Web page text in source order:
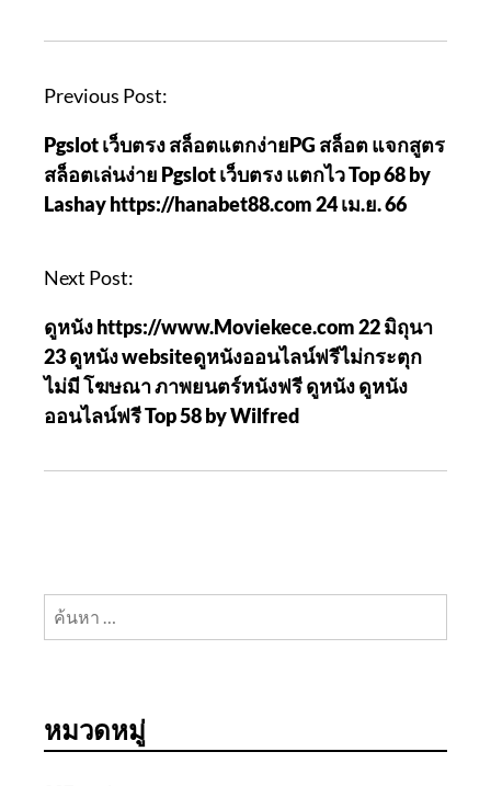
P
s
t
n
v
g
a
t
i
n
Previous Post:
Pgslot เว็บตรง สล็อตแตกง่ายPG สล็อต แจกสูตร
สล็อตเล่นง่าย Pgslot เว็บตรง แตกไว Top 68 by
Lashay https://hanabet88.com 24 เม.ย. 66
Next Post:
ดูหนัง https://www.Moviekece.com 22 มิถุนา
23 ดูหนัง websiteดูหนังออนไลน์ฟรีไม่กระตุก
ไม่มี โฆษณา ภาพยนตร์หนังฟรี ดูหนัง ดูหนัง
ออนไลน์ฟรี Top 58 by Wilfred
ค้นหา
หมวดหมู่